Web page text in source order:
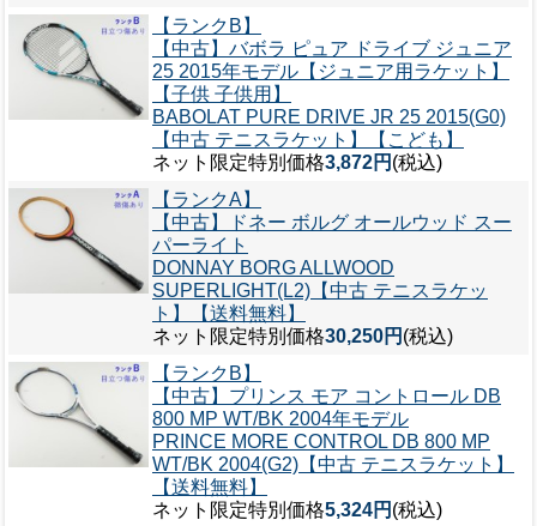
【ランクB】
【中古】バボラ ピュア ドライブ ジュニア
25 2015年モデル【ジュニア用ラケット】
【子供 子供用】
BABOLAT PURE DRIVE JR 25 2015(G0)
【中古 テニスラケット】【こども】
ネット限定特別価格3,872円 (税込)
【ランクA】
【中古】ドネー ボルグ オールウッド スー
パーライト
DONNAY BORG ALLWOOD
SUPERLIGHT(L2)【中古 テニスラケッ
ト】【送料無料】
ネット限定特別価格30,250円 (税込)
【ランクB】
【中古】プリンス モア コントロール DB
800 MP WT/BK 2004年モデル
PRINCE MORE CONTROL DB 800 MP
WT/BK 2004(G2)【中古 テニスラケット】
【送料無料】
ネット限定特別価格5,324円 (税込)